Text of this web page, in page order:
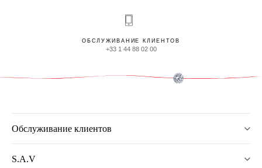
ОБСЛУЖИВАНИЕ КЛИЕНТОВ
+33 1 44 88 02 00
Обслуживание клиентов
S.A.V